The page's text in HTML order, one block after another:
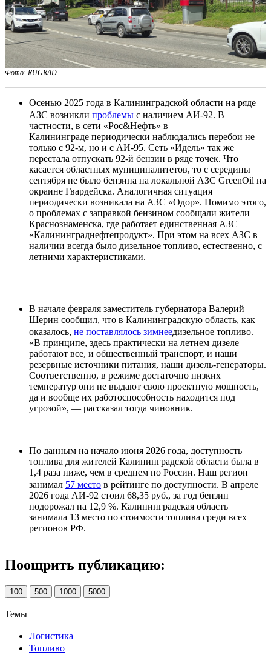
Фото: RUGRAD
Осенью 2025 года в Калининградской области на ряде
АЗС возникли проблемы с наличием АИ-92. В
частности, в сети «Рос&Нефть» в
Калининграде периодически наблюдались перебои не
только с 92-м, но и с АИ-95. Сеть «Идель» так же
перестала отпускать 92-й бензин в ряде точек. Что
касается областных муниципалитетов, то с середины
сентября не было бензина на локальной АЗС GreenOil на
окраине Гвардейска. Аналогичная ситуация
периодически возникала на АЗС «Одор». Помимо этого,
о проблемах с заправкой бензином сообщали жители
Краснознаменска, где работает единственная АЗС
«Калининграднефтепродукт». При этом на всех АЗС в
наличии всегда было дизельное топливо, естественно, с
летними характеристиками.
В начале февраля заместитель губернатора Валерий
Шерин сообщил, что в Калининградскую область, как
оказалось, не поставлялось зимнеедизельное топливо.
«В принципе, здесь практически на летнем дизеле
работают все, и общественный транспорт, и наши
резервные источники питания, наши дизель-генераторы.
Соответственно, в режиме достаточно низких
температур они не выдают свою проектную мощность,
да и вообще их работоспособность находится под
угрозой», — рассказал тогда чиновник.
По данным на начало июня 2026 года, доступность
топлива для жителей Калининградской области была в
1,4 раза ниже, чем в среднем по России. Наш регион
занимал 57 место в рейтинге по доступности. В апреле
2026 года АИ-92 стоил 68,35 руб., за год бензин
подорожал на 12,9 %. Калининградская область
занимала 13 место по стоимости топлива среди всех
регионов РФ.
Поощрить публикацию:
100 500 1000 5000
Темы
Логистика
Топливо